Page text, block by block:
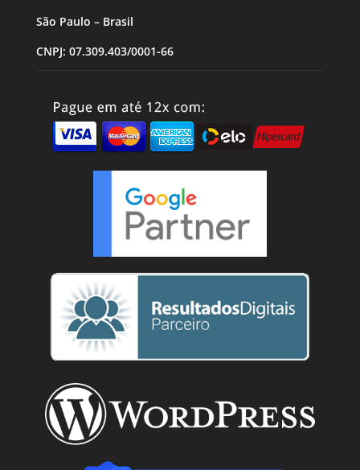
São Paulo – Brasil
CNPJ: 07.309.403/0001-66